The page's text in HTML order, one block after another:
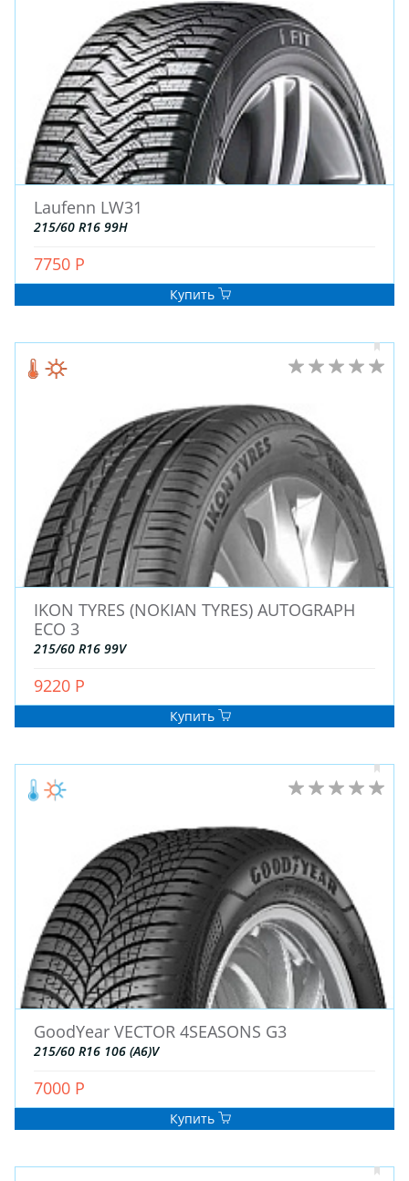
ЗИМНИЕ
ЛЕТНИЕ
ДЛЯ СПЕЦТЕХНИКИ
ДЛЯ ГРУЗОВЫХ АВТО
ДЛЯ ГРУЗОВЫХ АВТО
ДЛЯ ЛЕГКОВЫХ АВТО
ШИНЫ
ДИСКИ
АККУМУЛЯТОРЫ
Laufenn LW31
215/60 R16 99H
7750 Р
Купить
IKON TYRES (NOKIAN TYRES) AUTOGRAPH
ECO 3
215/60 R16 99V
9220 Р
Купить
GoodYear VECTOR 4SEASONS G3
215/60 R16 106 (A6)V
7000 Р
Купить